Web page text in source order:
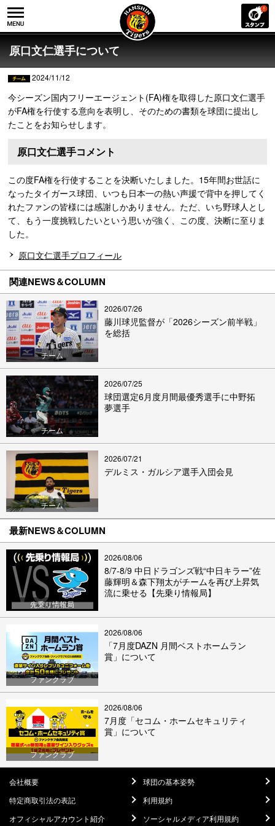
原口文仁選手について
2024/11/12
今シーズン国内フリーエージェント(FA)権を取得した原口文仁選手
がFA権を行使する意向を表明し、そのための書類を球団に提出し
たことをお知らせします。
原口文仁選手コメント
この度FA権を行使することを決断いたしました。15年間お世話に
なったタイガース球団、いつも日本一の熱い声援で背中を押してく
れたファンの皆様には感謝しかありません。ただ、いち野球人とし
て、もう一度挑戦したいという思いが強く、この度、決断に至りま
した。
原口文仁選手プロフィール
関連NEWS＆COLUMN
チーム
2026/07/26
藤川球児監督が「2026シーズン前半戦」
を総括
チーム
2026/07/25
球団選定6月度月間最優秀選手に中野拓
夢選手
チーム
2026/07/21
デルミス・ガルシア選手入団会見
最新NEWS＆COLUMN
先乗り情報局
2026/08/06
8/7-8/9 中日ドラゴンズ戦“中日キラー”佐
藤輝明＆森下翔太がチームを再び上昇気
流に乗せる【先乗り情報局】
ファンクラブ
2026/08/06
「7月度DAZN 月間ベストホームラン
賞」について
ファンクラブ
2026/08/06
7月度「セコム・ホームセキュリティ
賞」について
会社概要
球団の基本姿勢
特定商取引法の表記
利用規約
オフィシャルアカウント紹介
ソーシャルメディア利用規約